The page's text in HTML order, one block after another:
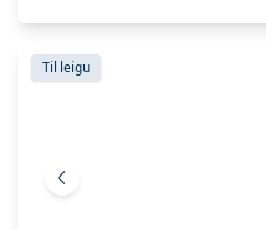
Skoða eignina
Til leigu
Skoða eignina
Fyrri mynd